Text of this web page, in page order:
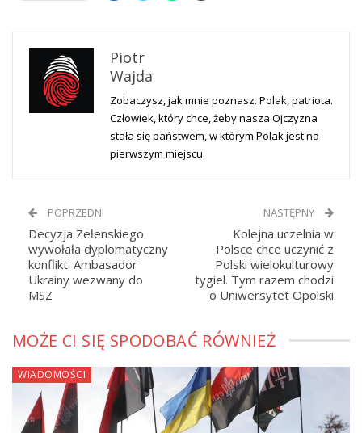
Piotr
Wajda
Zobaczysz, jak mnie poznasz. Polak, patriota.
Człowiek, który chce, żeby nasza Ojczyzna
stała się państwem, w którym Polak jest na
pierwszym miejscu.
POPRZEDNI
Decyzja Zełenskiego
wywołała dyplomatyczny
konflikt. Ambasador
Ukrainy wezwany do
MSZ
NASTĘPNY
Kolejna uczelnia w
Polsce chce uczynić z
Polski wielokulturowy
tygiel. Tym razem chodzi
o Uniwersytet Opolski
MOŻE CI SIĘ SPODOBAĆ RÓWNIEŻ
WIADOMOŚCI